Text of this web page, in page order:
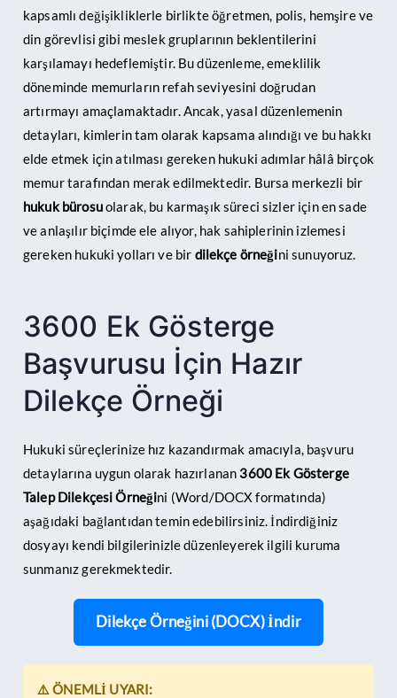
kapsamlı değişikliklerle birlikte öğretmen, polis, hemşire ve
din görevlisi gibi meslek gruplarının beklentilerini
karşılamayı hedeflemiştir. Bu düzenleme, emeklilik
döneminde memurların refah seviyesini doğrudan
artırmayı amaçlamaktadır. Ancak, yasal düzenlemenin
detayları, kimlerin tam olarak kapsama alındığı ve bu hakkı
elde etmek için atılması gereken hukuki adımlar hâlâ birçok
memur tarafından merak edilmektedir. Bursa merkezli bir
hukuk bürosuolarak, bu karmaşık süreci sizler için en sade
ve anlaşılır biçimde ele alıyor, hak sahiplerinin izlemesi
gereken hukuki yolları ve bir dilekçe örneğini sunuyoruz.
3600 Ek Gösterge
Başvurusu İçin Hazır
Dilekçe Örneği
Hukuki süreçlerinize hız kazandırmak amacıyla, başvuru
detaylarına uygun olarak hazırlanan 3600 Ek Gösterge
Talep Dilekçesi Örneğini (Word/DOCX formatında)
aşağıdaki bağlantıdan temin edebilirsiniz. İndirdiğiniz
dosyayı kendi bilgilerinizle düzenleyerek ilgili kuruma
sunmanız gerekmektedir.
Dilekçe Örneğini (DOCX) İndir
⚠️ ÖNEMLİ UYARI: